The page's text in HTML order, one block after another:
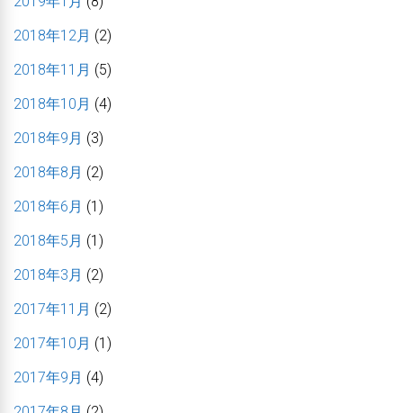
2018年12月 (2)
2018年11月 (5)
2018年10月 (4)
2018年9月 (3)
2018年8月 (2)
2018年6月 (1)
2018年5月 (1)
2018年3月 (2)
2017年11月 (2)
2017年10月 (1)
2017年9月 (4)